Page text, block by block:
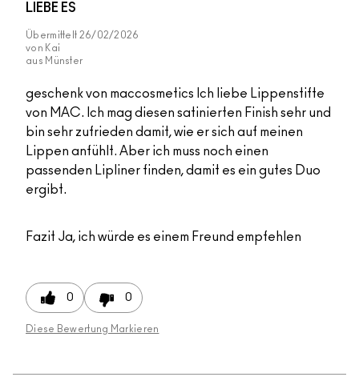
LIEBE ES
Übermittelt 26/02/2026
von Kai
aus Münster
geschenk von maccosmetics Ich liebe Lippenstifte
von MAC. Ich mag diesen satinierten Finish sehr und
bin sehr zufrieden damit, wie er sich auf meinen
Lippen anfühlt. Aber ich muss noch einen
passenden Lipliner finden, damit es ein gutes Duo
ergibt.
Fazit Ja, ich würde es einem Freund empfehlen
0 0
Diese Bewertung Markieren